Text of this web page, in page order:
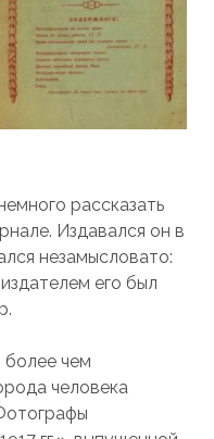
рассказать
Издавался он в
незамысловато:
его был
более чем
человека